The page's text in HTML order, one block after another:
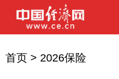
首页> 2026保险